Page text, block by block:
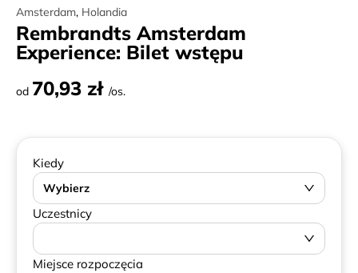
Amsterdam, Holandia
Rembrandts Amsterdam
Experience: Bilet wstępu
od 70,93 zł /os.
Kiedy
Wybierz
Uczestnicy
Miejsce rozpoczęcia